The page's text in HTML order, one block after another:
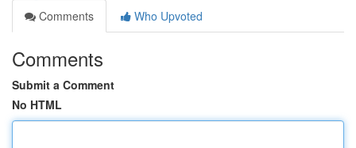
Comments
Who Upvoted
Comments
Submit a Comment
No HTML